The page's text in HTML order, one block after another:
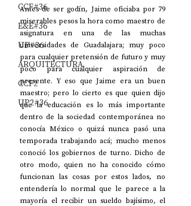
CCF#36
E&E#36
UP#36
ARQUITECTURA
CCF2
UP2#36
Antes de ser godín, Jaime oficiaba por 79
miserables pesos la hora como maestro de
asignatura en una de las muchas
universidades de Guadalajara; muy poco
para cualquier pretensión de futuro y muy
poco para cualquier aspiración de
presente. Y eso que Jaime era un buen
maestro; pero lo cierto es que quien dijo
que la educación es lo más importante
dentro de la sociedad contemporánea no
conocía México o quizá nunca pasó una
temporada trabajando acá; mucho menos
conoció los gobiernos de turno. Dicho de
otro modo, quien no ha conocido cómo
funcionan las cosas por estos lados, no
entendería lo normal que le parece a la
mayoría el recibir un sueldo bajísimo, el